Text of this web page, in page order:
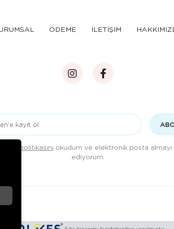
ÖDEME İLETİŞİM
Gizlilik politikasını okudum ve elektronik posta almayı
ediyorum.